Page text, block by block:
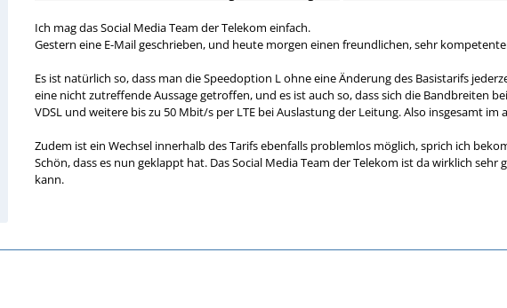
Ich mag das Social Media Team der Telekom einfach.
Gestern eine E-Mail geschrieben, und heute morgen einen freundlichen, sehr
Es ist natürlich so, dass man die Speedoption L ohne eine Änderung des Basistarifs
eine nicht zutreffende Aussage getroffen, und es ist auch so, dass sich die Bandbreiten
VDSL und weitere bis zu 50 Mbit/s per LTE bei Auslastung der Leitung. Also insgesamt
Zudem ist ein Wechsel innerhalb des Tarifs ebenfalls problemlos möglich, sprich ich
Schön, dass es nun geklappt hat. Das Social Media Team der Telekom ist da wirklich
kann.